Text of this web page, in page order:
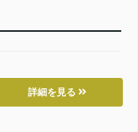
詳細を見る